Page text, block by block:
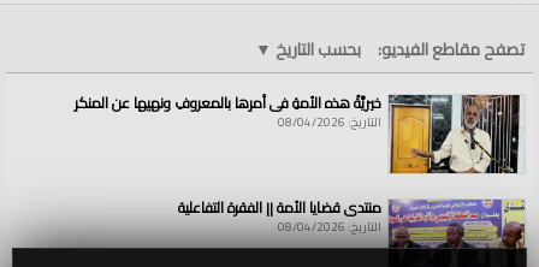
#ReturnTheKhilafah​
#YenidenHilafet​
#خلافت_کو_قائم_کرو​
الفئات:
الولايات والمناطق
الولايات والمناطق»سوريا
قنوات:
مؤتمرات وفعاليات
الولايات والمناطق
تصفح مقاطع الفيديو: بحسب التاريخ ▼
خيريَّةُ هذه الأمةِ في أمرِها بالمعروفِ ونهيِها عن المنكرِ
التاريخ: 08/04/2026
منتدى قضايا الأمة || الفقرة التفاعلية
التاريخ: 08/04/2026